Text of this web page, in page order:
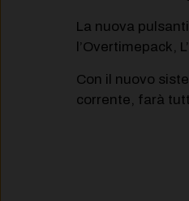
La nuova
l’Overtimepack,
Con il nuovo
corrente, farà